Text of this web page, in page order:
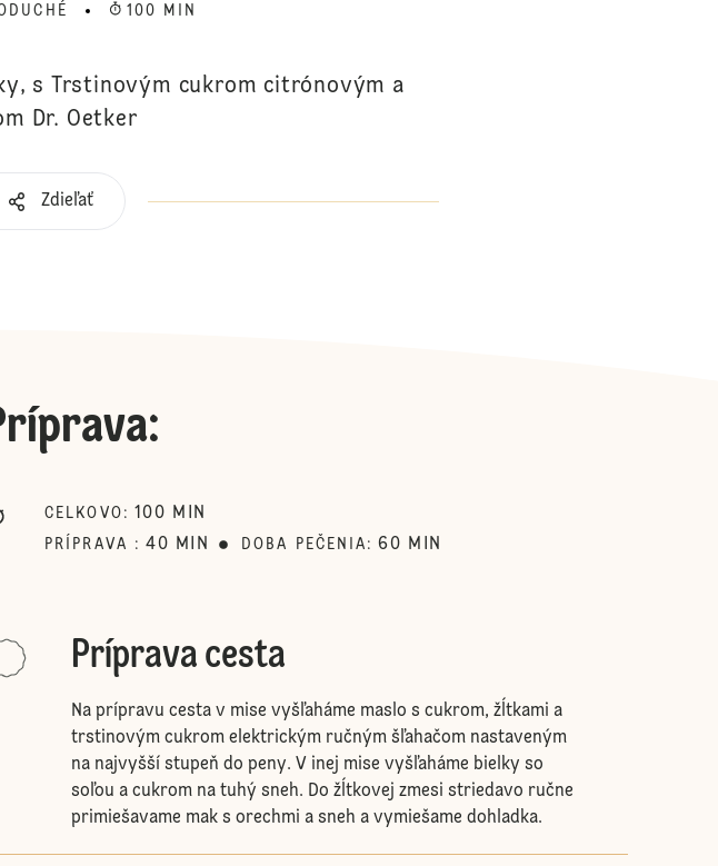
100 MIN
s Trstinovým cukrom citrónovým a
Dr. Oetker
Zdieľať
:
CELKOVO : 100 MIN
PRÍPRAVA : 40 MIN DOBA PEČENIA : 60 MIN
Príprava cesta
Na prípravu cesta v mise vyšľaháme maslo s cukrom, žĺtkami a
trstinovým cukrom elektrickým ručným šľahačom nastaveným
na najvyšší stupeň do peny. V inej mise vyšľaháme bielky so
soľou a cukrom na tuhý sneh. Do žĺtkovej zmesi striedavo ručne
primiešavame mak s orechmi a sneh a vymiešame dohladka.